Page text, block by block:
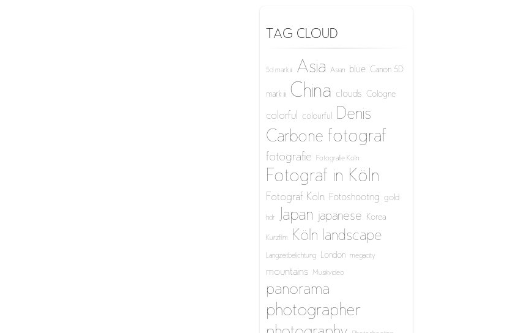
TAG CLOUD
5d mark iii Asia Asian blue Canon 5D
mark iii China clouds Cologne
colorful colourful
Denis
Carbone fotograf
fotografie Fotografie Köln
Fotograf in Köln
Fotograf Köln Fotoshooting gold
hdr Japan japanese Korea
Kurzfilm Köln landscape
Langzeitbelichtung London megacity
mountains Musikvideo
panorama
photographer